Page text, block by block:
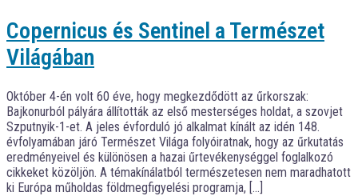
Copernicus és Sentinel a Természet
Világában
Október 4-én volt 60 éve, hogy megkezdődött az űrkorszak:
Bajkonurból pályára állították az első mesterséges holdat, a szovjet
Szputnyik-1-et. A jeles évforduló jó alkalmat kínált az idén 148.
évfolyamában járó Természet Világa folyóiratnak, hogy az űrkutatás
eredményeivel és különösen a hazai űrtevékenységgel foglalkozó
cikkeket közöljön. A témakínálatból természetesen nem maradhatott
ki Európa műholdas földmegfigyelési programja, […]